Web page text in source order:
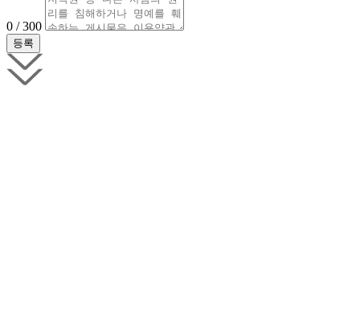
0 / 300